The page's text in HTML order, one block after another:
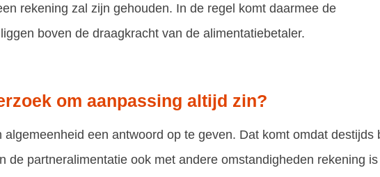
rekening zal zijn gehouden. In de regel komt daarmee de
boven de draagkracht van de alimentatiebetaler.
om aanpassing altijd zin?
algemeenheid een antwoord op te geven. Dat komt omdat destijds
de partneralimentatie ook met andere omstandigheden rekening is